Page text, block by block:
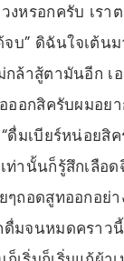
งหรอกครับ เร
บ” ดิฉันใจเต้น
กล้าสู้ตามันอีก
ออกสิครับผมอ
มเบียร์หน่อยสิ
ท่านั้นก็รู้สึกเลือ
ถอดสูทออกอย่
มจนหมดคราว